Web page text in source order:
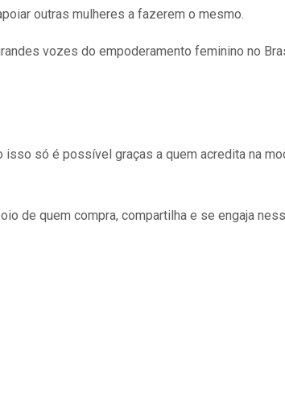
outras mulheres a fazerem o mesmo.
vozes do empoderamento feminino no
só é possível graças a quem acredita na
de quem compra, compartilha e se engaja